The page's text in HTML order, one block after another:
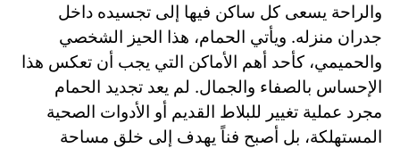
والراحة يسعى كل ساكن فيها إلى تجسيده داخل
جدران منزله. ويأتي الحمام، هذا الحيز الشخصي
والحميمي، كأحد أهم الأماكن التي يجب أن تعكس هذا
الإحساس بالصفاء والجمال. لم يعد تجديد الحمام
مجرد عملية تغيير للبلاط القديم أو الأدوات الصحية
المستهلكة، بل أصبح فناً يهدف إلى خلق مساحة